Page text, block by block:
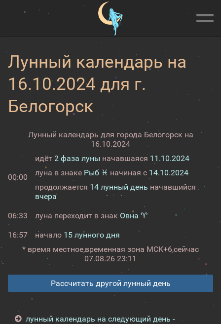
Лунный календарь на
16.10.2024 для г.
Белогорск
Лунный календарь для города Белогорск на
16.10.2024
00:00
идёт 2 фаза луны начавшаяся 11.10.2024
луна в знаке Рыб ♓ начиная с 14.10.2024
продолжается 14 лунный день начавшийся
вчера
06:33 луна переходит в знак Овна ♈
16:57 начало 15 лунного дня
* время местное,временная зона МСК+6,сейчас
07.08.26 23:11
Рассчитать другой лунный день
лунный календарь на следующий день -